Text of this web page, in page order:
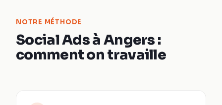
NOTRE MÉTHODE
Social Ads à Angers :
comment on travaille